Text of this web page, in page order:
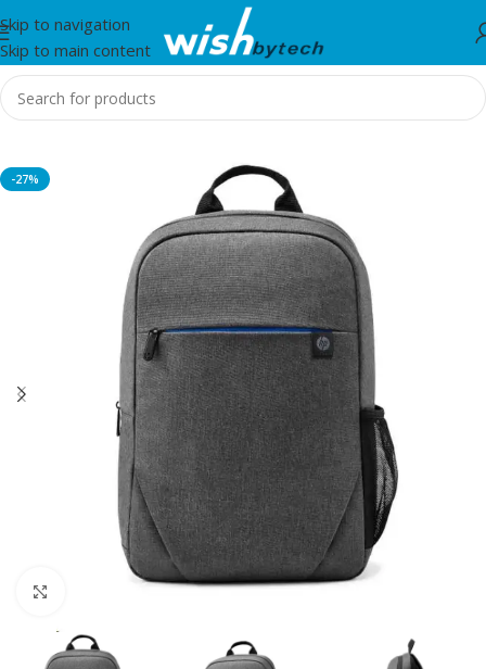
Skip to navigation
Skip to main content
Home/HP
-27%
Click to enlarge